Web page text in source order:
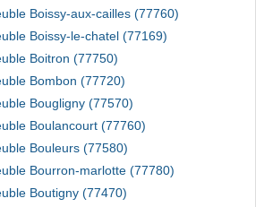
Boissy-aux-cailles (77760)
Boissy-le-chatel (77169)
Boitron (77750)
Bombon (77720)
Bougligny (77570)
Boulancourt (77760)
Bouleurs (77580)
Bourron-marlotte (77780)
Boutigny (77470)